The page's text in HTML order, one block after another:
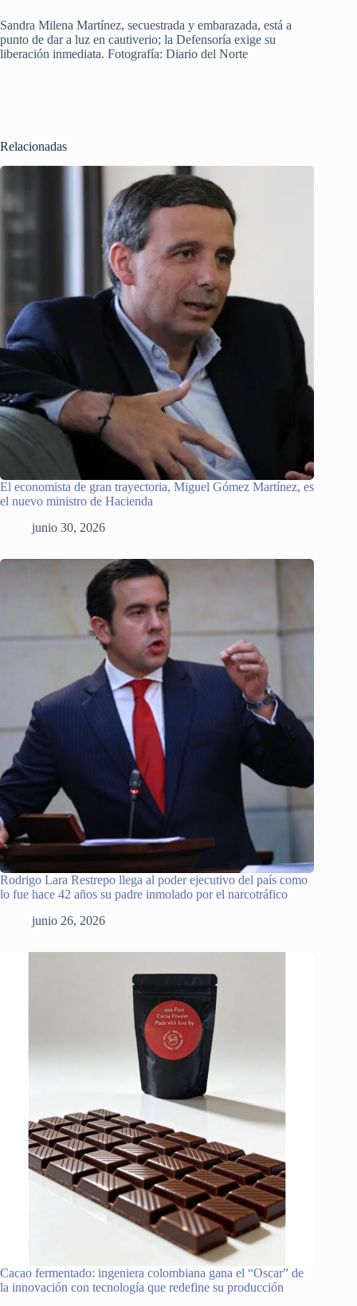
Sandra Milena Martínez, secuestrada y embarazada, está a
punto de dar a luz en cautiverio; la Defensoría exige su
liberación inmediata. Fotografía: Diario del Norte
Relacionadas
El economista de gran trayectoria, Miguel Gómez Martínez, es
el nuevo ministro de Hacienda
junio 30, 2026
Rodrigo Lara Restrepo llega al poder ejecutivo del país como
lo fue hace 42 años su padre inmolado por el narcotráfico
junio 26, 2026
Cacao fermentado: ingeniera colombiana gana el “Oscar” de
la innovación con tecnología que redefine su producción